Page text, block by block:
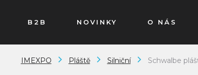
B2B NOVINKY O NÁS
IMEXPO Pláště Silniční Schwalbe